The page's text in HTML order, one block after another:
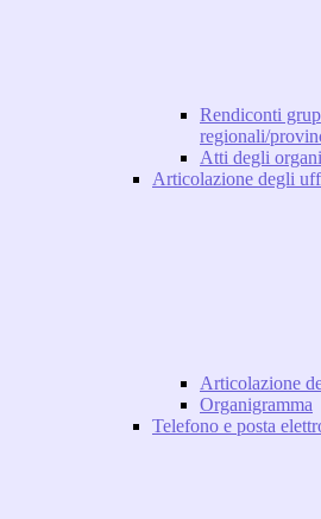
Rendiconti
regionali/
Atti degli
Articolazione degli
Articolazione
Organigramma
Telefono e posta